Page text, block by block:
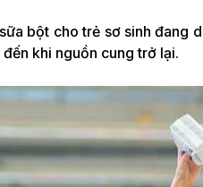
bột cho trẻ sơ sinh đang
khi nguồn cung trở lại.